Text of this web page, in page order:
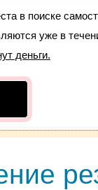
в поиске
уже в
деньги.